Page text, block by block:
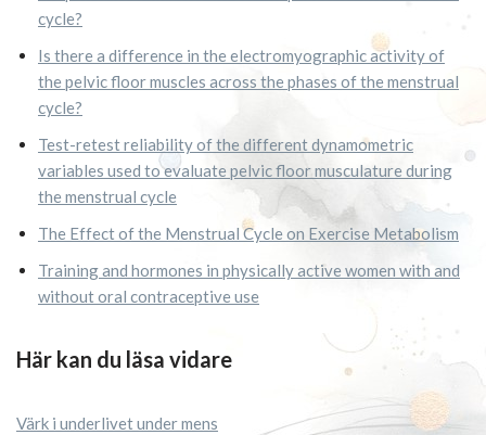
cycle?
Is there a difference in the electromyographic activity of
the pelvic floor muscles across the phases of the menstrual
cycle?
Test-retest reliability of the different dynamometric
variables used to evaluate pelvic floor musculature during
the menstrual cycle
The Effect of the Menstrual Cycle on Exercise Metabolism
Training and hormones in physically active women with and
without oral contraceptive use
Här kan du läsa vidare
Värk i underlivet under mens